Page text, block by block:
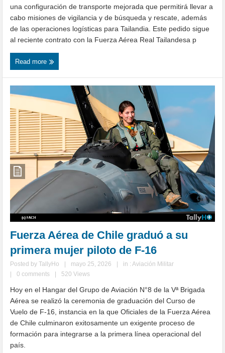
una configuración de transporte mejorada que permitirá llevar a
cabo misiones de vigilancia y de búsqueda y rescate, además
de las operaciones logísticas para Tailandia. Este pedido sigue
al reciente contrato con la Fuerza Aérea Real Tailandesa p
Read more
Fuerza Aérea de Chile graduó a su
primera mujer piloto de F-16
Posted byTallyHo mayo 25, 2026 in :Aviación Militar
0 comments 520 Views
Hoy en el Hangar del Grupo de Aviación N°8 de la Vª Brigada
Aérea se realizó la ceremonia de graduación del Curso de
Vuelo de F-16, instancia en la que Oficiales de la Fuerza Aérea
de Chile culminaron exitosamente un exigente proceso de
formación para integrarse a la primera línea operacional del
país.